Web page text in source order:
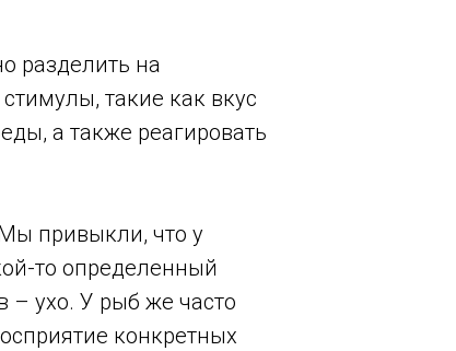
разделить на
такие как вкус
а также реагировать
привыкли, что у
то определенный
– ухо. У рыб же часто
конкретных